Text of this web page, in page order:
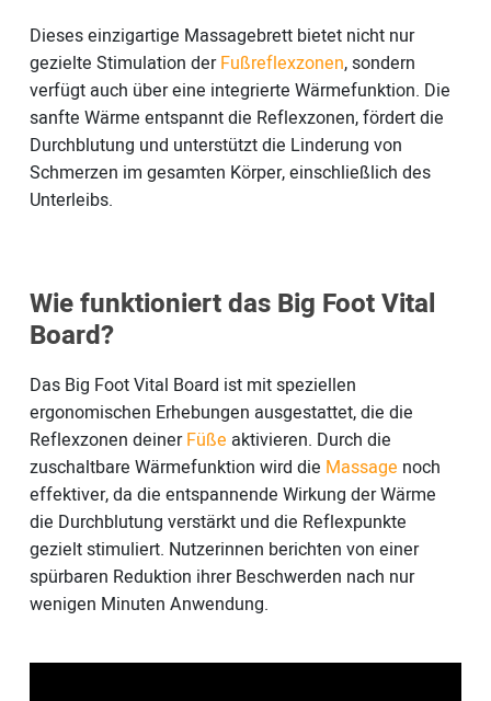
Dieses einzigartige Massagebrett bietet nicht nur
gezielte Stimulation derFußreflexzonen, sondern
verfügt auch über eine integrierte Wärmefunktion. Die
sanfte Wärme entspannt die Reflexzonen, fördert die
Durchblutung und unterstützt die Linderung von
Schmerzen im gesamten Körper, einschließlich des
Unterleibs.
Wie funktioniert das Big Foot Vital
Board?
Das Big Foot Vital Board ist mit speziellen
ergonomischen Erhebungen ausgestattet, die die
Reflexzonen deinerFüße aktivieren. Durch die
zuschaltbare Wärmefunktion wird die Massage noch
effektiver, da die entspannende Wirkung der Wärme
die Durchblutung verstärkt und die Reflexpunkte
gezielt stimuliert. Nutzerinnen berichten von einer
spürbaren Reduktion ihrer Beschwerden nach nur
wenigen Minuten Anwendung.